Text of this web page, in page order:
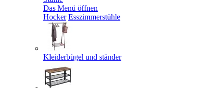
Das Menü öffnen
Hocker Esszimmerstühle
Kleiderbügel und ständer